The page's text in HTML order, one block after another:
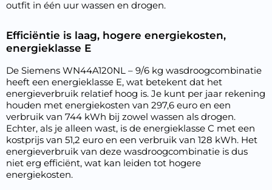
outfit in één uur wassen en drogen.
Efficiëntie is laag, hogere energiekosten,
energieklasse E
De Siemens WN44A120NL – 9/6 kg wasdroogcombinatie
heeft een energieklasse E, wat betekent dat het
energieverbruik relatief hoog is. Je kunt per jaar rekening
houden met energiekosten van 297,6 euro en een
verbruik van 744 kWh bij zowel wassen als drogen.
Echter, als je alleen wast, is de energieklasse C met een
kostprijs van 51,2 euro en een verbruik van 128 kWh. Het
energieverbruik van deze wasdroogcombinatie is dus
niet erg efficiënt, wat kan leiden tot hogere
energiekosten.